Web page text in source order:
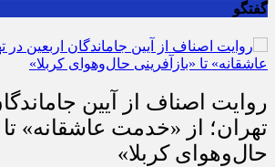
گفتگو
روایت اصناف از آیین
تهران؛ از «خدمت عاشقانه» تا
حال‌وهوای کربلا»